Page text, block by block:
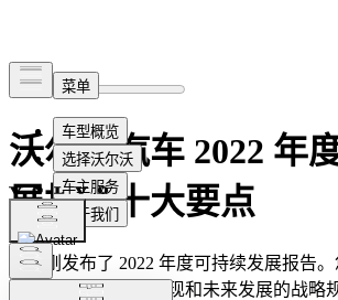
沃尔沃汽车 2022 年
展报告十大要点
我们刚发布了 2022 年度可持续发展报告
沃汽车去年的业绩表现和未来发展的战略